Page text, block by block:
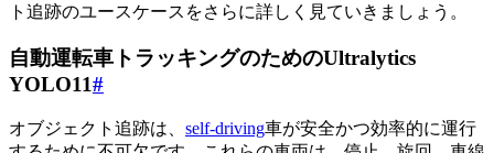
ト追跡のユースケースをさらに詳しく見ていきましょう。
自動運転車トラッキングのためのUltralytics
YOLO11#
オブジェクト追跡は、 self-driving車が安全かつ効率的に運行